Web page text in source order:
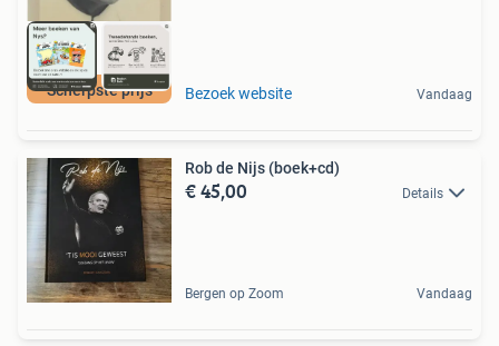
Scherpste prijs Bezoek website Vandaag
Rob de Nijs (boek+cd)
€ 45,00 Details
Bergen op Zoom Vandaag